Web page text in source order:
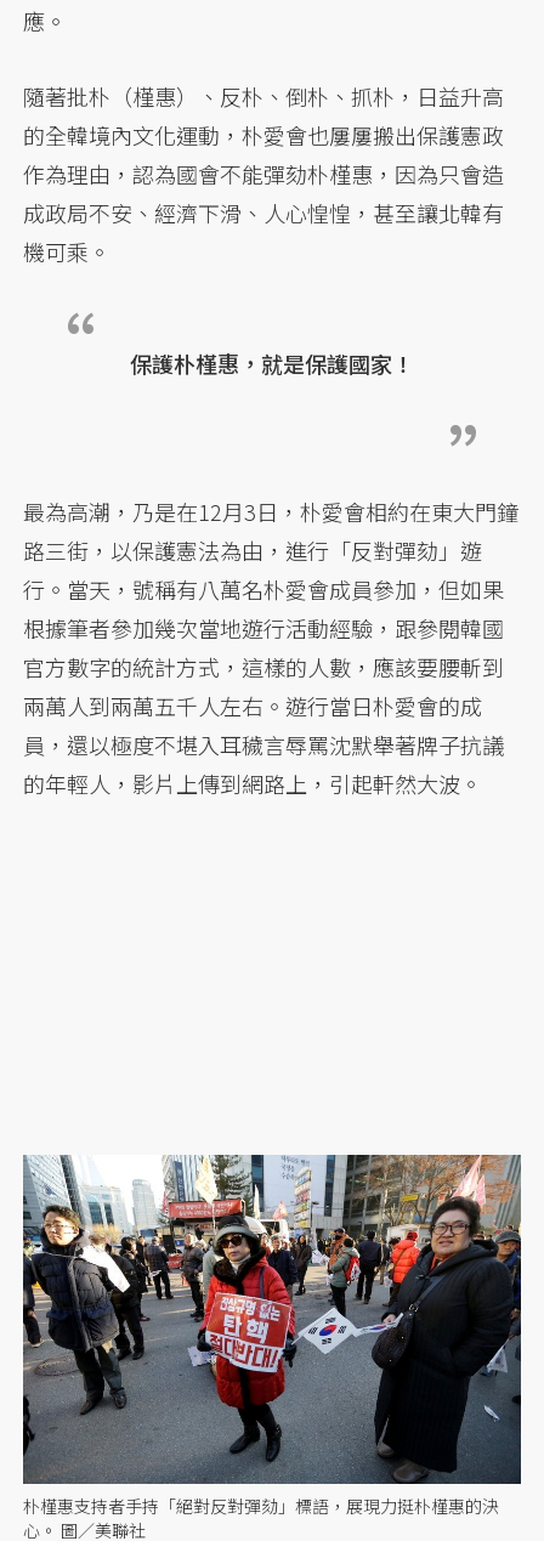
應。
隨著批朴（槿惠）、反朴、倒朴、抓朴，日益升高
的全韓境內文化運動，朴愛會也屢屢搬出保護憲政
作為理由，認為國會不能彈劾朴槿惠，因為只會造
成政局不安、經濟下滑、人心惶惶，甚至讓北韓有
機可乘。
保護朴槿惠，就是保護國家！
最為高潮，乃是在12月3日，朴愛會相約在東大門鐘
路三街，以保護憲法為由，進行「反對彈劾」遊
行。當天，號稱有八萬名朴愛會成員參加，但如果
根據筆者參加幾次當地遊行活動經驗，跟參閱韓國
官方數字的統計方式，這樣的人數，應該要腰斬到
兩萬人到兩萬五千人左右。遊行當日朴愛會的成
員，還以極度不堪入耳穢言辱罵沈默舉著牌子抗議
的年輕人，影片上傳到網路上，引起軒然大波。
朴槿惠支持者手持「絕對反對彈劾」標語，展現力挺朴槿惠的決
心。 圖／美聯社